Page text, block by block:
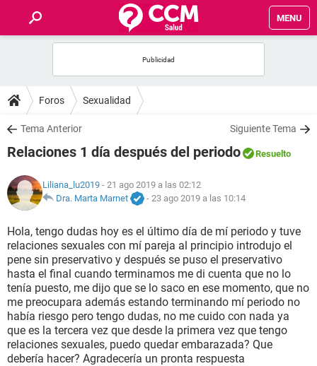
MENU
FOROS
SALUD
NUTRICIÓN
BIENESTAR
SEXUALIDAD
GLOSARIO
Foros Sexualidad
Tema Anterior Siguiente Tema
Relaciones 1 día después del periodo Resuelto
Liliana_lu2019 - 21 ago 2019 a las 02:12
Dra. Marta Marnet
- 23 ago 2019 a las 10:14
Hola, tengo dudas hoy es el último día de mí periodo y tuve
relaciones sexuales con mí pareja al principio introdujo el
pene sin preservativo y después se puso el preservativo
hasta el final cuando terminamos me di cuenta que no lo
tenía puesto, me dijo que se lo saco en ese momento, que no
me preocupara además estando terminando mí periodo no
había riesgo pero tengo dudas, no me cuido con nada ya
que es la tercera vez que desde la primera vez que tengo
relaciones sexuales, puedo quedar embarazada? Que
debería hacer? Agradecería un pronta respuesta